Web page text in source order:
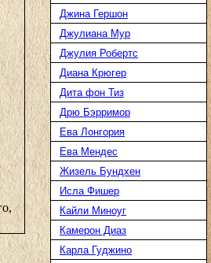
Джина Гершон
Джулиана Мур
Джулия Робертс
Диана Крюгер
Дита фон Тиз
Дрю Бэрримор
Ева Лонгория
Ева Мендес
Жизель Бундхен
Исла Фишер
Кайли Миноуг
Камерон Диаз
Карла Гуджино